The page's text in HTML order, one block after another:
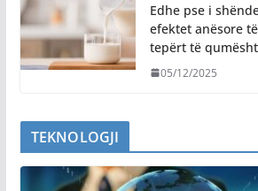
Edhe pse i
efektet anësore
tepërt të
05/12/2025
TEKNOLOGJI